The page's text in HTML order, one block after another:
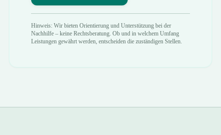
Hinweis: Wir bieten Orientierung und Unterstützung bei der
Nachhilfe – keine Rechtsberatung. Ob und in welchem Umfang
Leistungen gewährt werden, entscheiden die zuständigen Stellen.